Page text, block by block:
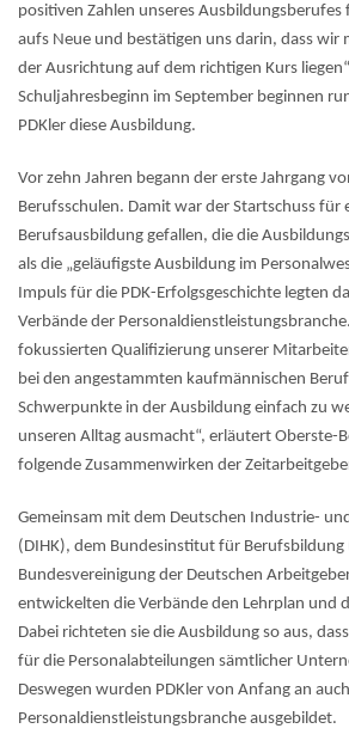
positiven Zahlen unseres Ausbildungsberufes
aufs Neue und bestätigen uns darin, dass wir
der Ausrichtung auf dem richtigen Kurs
Schuljahresbeginn im September beginnen
PDKler diese Ausbildung.
Vor zehn Jahren begann der erste Jahrgang
Berufsschulen. Damit war der Startschuss für
Berufsausbildung gefallen, die die
als die „geläufigste Ausbildung im
Impuls für die PDK-Erfolgsgeschichte legten
Verbände der
fokussierten Qualifizierung unserer
bei den angestammten kaufmännischen
Schwerpunkte in der Ausbildung einfach zu
unseren Alltag ausmacht“, erläutert Oberste-
folgende Zusammenwirken der
Gemeinsam mit dem Deutschen Industrie-
(DIHK), dem Bundesinstitut für Berufsbildung
Bundesvereinigung der Deutschen
entwickelten die Verbände den Lehrplan und
Dabei richteten sie die Ausbildung so aus,
für die Personalabteilungen sämtlicher
Deswegen wurden PDKler von Anfang an
Personaldienstleistungsbranche ausgebildet.